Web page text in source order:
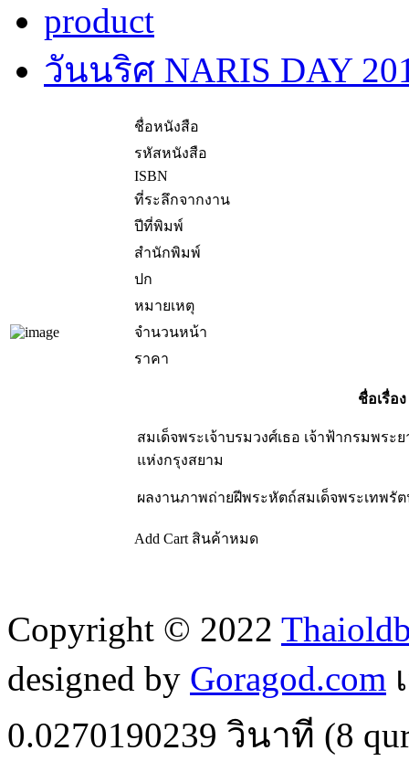
product
วันนริศ NARIS DAY
ชื่อหนังสือ
รหัสหนังสือ
ISBN
ที่ระลึกจากงาน
ปีที่พิมพ์
สำนักพิมพ์
ปก
หมายเหตุ
จำนวนหน้า
ราคา
ชื่อเรื่อง
สมเด็จพระเจ้าบรมวงศ์เธอ เจ้าฟ้ากรมพร
แห่งกรุงสยาม
ผลงานภาพถ่ายฝีพระหัตถ์สมเด็จพระเทพรั
Add Cart สินค้าหมด
Copyright © 2022
designed by Goragod.com
0.0270190239 วินาที (8